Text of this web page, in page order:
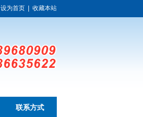
设为首页| 收藏本站
联系方式